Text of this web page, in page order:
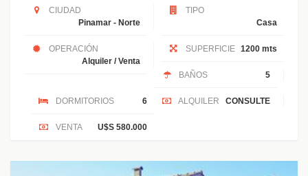
CIUDAD
Pinamar - Norte
TIPO
Casa
OPERACIÓN
Alquiler / Venta
SUPERFICIE 1200 mts
BAÑOS 5
DORMITORIOS 6 ALQUILER CONSULTE
VENTA U$S 580.000